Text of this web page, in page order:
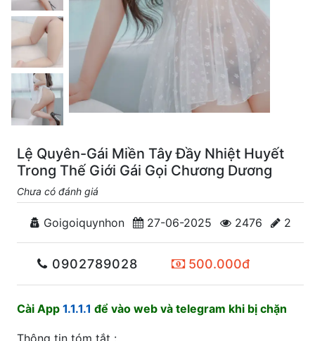
Lệ Quyên-Gái Miền Tây Đầy Nhiệt Huyết
Trong Thế Giới Gái Gọi Chương Dương
Chưa có đánh giá
Goigoiquynhon 27-06-2025 2476 2
0902789028 500.000đ
Cài App 1.1.1.1 để vào web và telegram khi bị chặn
Thông tin tóm tắt :